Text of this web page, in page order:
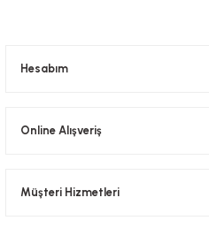
Hesabım
Online Alışveriş
Müşteri Hizmetleri